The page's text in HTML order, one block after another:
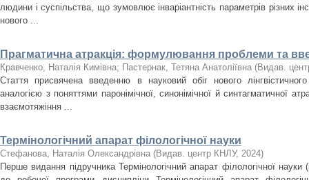
людини і суспільства, що зумовлює інваріантність параметрів різних
нового ...
Прагматична атракція: формулювання проблеми та
Кравченко, Наталія Кимівна; Пастернак, Тетяна Анатоліївна (Видав.
Стаття присвячена введенню в науковий обіг нового
аналогією з поняттями паронімічної, синонімічної й синтагматичної
взаємотяжіння ...
Термінологічний апарат філологічної науки
Стефанова, Наталія Олександрівна (Видав. центр КНЛУ, 2024)
Перше видання підручника Термінологічний апарат філологічної науки